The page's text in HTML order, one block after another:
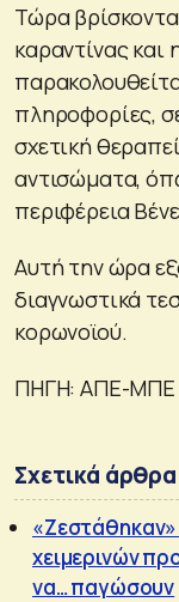
Τώρα
καραντίνας
πληροφορίες,
σχετική
αντισώματα,
περιφέρεια
Αυτή την ώρα
διαγνωστικά
κορωνοϊού.
ΠΗΓΗ: ΑΠΕ-ΜΠΕ
Σχετικά
χειμερινών
να… παγώσουν